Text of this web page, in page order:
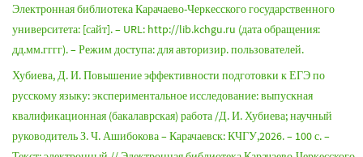
Электронная библиотека Карачаево-Черкесского государственного
университета: [сайт]. – URL: http://lib.kchgu.ru (дата обращения:
дд.мм.гггг). – Режим доступа: для авторизир. пользователей.
Хубиева, Д. И. Повышение эффективности подготовки к ЕГЭ по
русскому языку: экспериментальное исследование: выпускная
квалификационная (бакалаврская) работа /Д. И. Хубиева; научный
руководитель З. Ч. Ашибокова – Карачаевск: КЧГУ,2026. – 100 с. –